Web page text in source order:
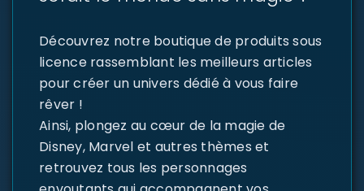
Découvrez notre boutique de produits sous
licence rassemblant les meilleurs articles
pour créer un univers dédié à vous faire
rêver !
Ainsi, plongez au cœur de la magie de
Disney, Marvel et autres thèmes et
retrouvez tous les personnages